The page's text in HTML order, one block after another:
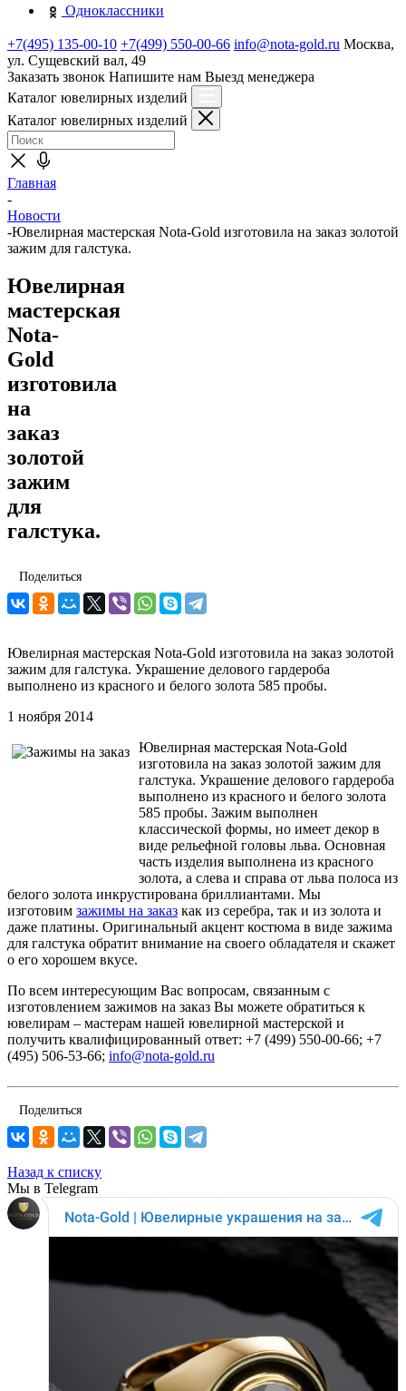
Одноклассники
+7(495) 135-00-10 +7(499) 550-00-66 info@nota-gold.ru Москва,
ул. Сущевский вал, 49
Заказать звонок Напишите нам Выезд менеджера
Каталог ювелирных изделий
Каталог ювелирных изделий
Главная
-
Новости
-Ювелирная мастерская Nota-Gold изготовила на заказ золотой
зажим для галстука.
Ювелирная
мастерская
Nota-
Gold
изготовила
на
заказ
золотой
зажим
для
галстука.
Поделиться
Ювелирная мастерская Nota-Gold изготовила на заказ золотой
зажим для галстука. Украшение делового гардероба
выполнено из красного и белого золота 585 пробы.
1 ноября 2014
Ювелирная мастерская Nota-Gold
изготовила на заказ золотой зажим для
галстука. Украшение делового гардероба
выполнено из красного и белого золота
585 пробы. Зажим выполнен
классической формы, но имеет декор в
виде рельефной головы льва. Основная
часть изделия выполнена из красного
золота, а слева и справа от льва полоса из
белого золота инкрустирована бриллиантами. Мы
изготовим зажимы на заказ как из серебра, так и из золота и
даже платины. Оригинальный акцент костюма в виде зажима
для галстука обратит внимание на своего обладателя и скажет
о его хорошем вкусе.
По всем интересующим Вас вопросам, связанным с
изготовлением зажимов на заказ Вы можете обратиться к
ювелирам – мастерам нашей ювелирной мастерской и
получить квалифицированный ответ: +7 (499) 550-00-66; +7
(495) 506-53-66; info@nota-gold.ru
Поделиться
Назад к списку
Мы в Telegram